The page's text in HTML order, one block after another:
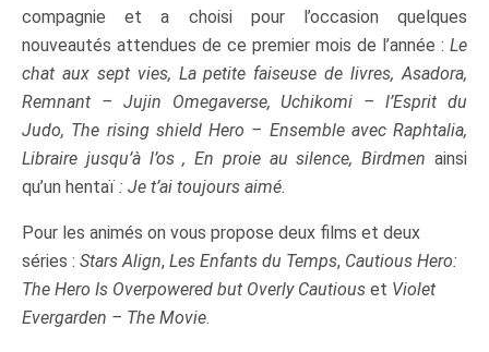
compagnie et a choisi pour l’occasion quelques
nouveautés attendues de ce premier mois de l’année : Le
chat aux sept vies, La petite faiseuse de livres, Asadora,
Remnant – Jujin Omegaverse, Uchikomi – l’Esprit du
Judo, The rising shield Hero – Ensemble avec Raphtalia,
Libraire jusqu’à l’os , En proie au silence, Birdmen ainsi
qu’un hentaï : Je t’ai toujours aimé.
Pour les animés on vous propose deux films et deux
séries : Stars Align, Les Enfants du Temps, Cautious Hero:
The Hero Is Overpowered but Overly Cautious et Violet
Evergarden – The Movie.